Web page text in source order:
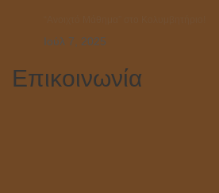
Ιούλ 7, 2025
Επικοινωνία